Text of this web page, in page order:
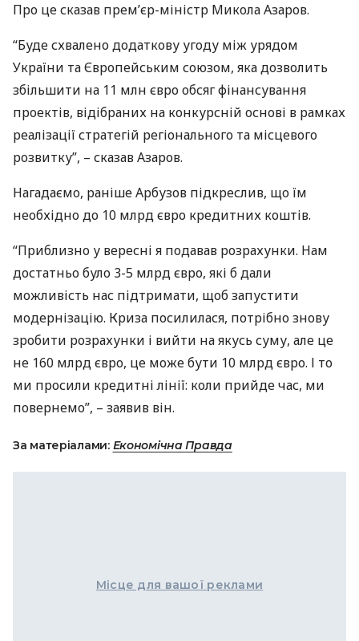
Про це сказав прем’єр-міністр Микола Азаров.
“Буде схвалено додаткову угоду між урядом
України та Європейським союзом, яка дозволить
збільшити на 11 млн євро обсяг фінансування
проектів, відібраних на конкурсній основі в рамках
реалізації стратегій регіонального та місцевого
розвитку”, – сказав Азаров.
Нагадаємо, раніше Арбузов підкреслив, що їм
необхідно до 10 млрд євро кредитних коштів.
“Приблизно у вересні я подавав розрахунки. Нам
достатньо було 3-5 млрд євро, які б дали
можливість нас підтримати, щоб запустити
модернізацію. Криза посилилася, потрібно знову
зробити розрахунки і вийти на якусь суму, але це
не 160 млрд євро, це може бути 10 млрд євро. І то
ми просили кредитні лінії: коли прийде час, ми
повернемо”, – заявив він.
За матеріалами: Економічна Правда
Місце для вашої реклами